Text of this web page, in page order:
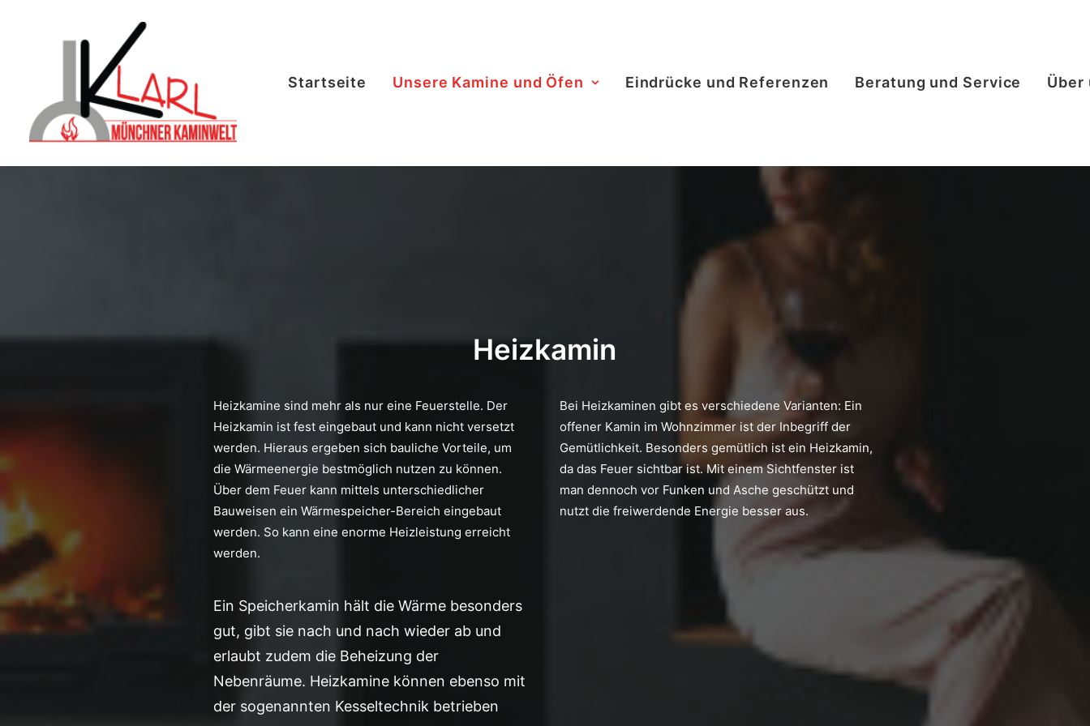
Startseite Unsere Kamine und Öfen Eindrücke und Referenzen Beratung und Service Über
Heizkamin
Heizkamine sind mehr als nur eine Feuerstelle. Der
Heizkamin ist fest eingebaut und kann nicht versetzt
werden. Hieraus ergeben sich bauliche Vorteile, um
die Wärmeenergie bestmöglich nutzen zu können.
Über dem Feuer kann mittels unterschiedlicher
Bauweisen ein Wärmespeicher-Bereich eingebaut
werden. So kann eine enorme Heizleistung erreicht
werden.
Ein Speicherkamin hält die Wärme besonders
gut, gibt sie nach und nach wieder ab und
erlaubt zudem die Beheizung der
Nebenräume. Heizkamine können ebenso mit
der sogenannten Kesseltechnik betrieben
Bei Heizkaminen gibt es verschiedene Varianten: Ein
offener Kamin im Wohnzimmer ist der Inbegriff der
Gemütlichkeit. Besonders gemütlich ist ein Heizkamin,
da das Feuer sichtbar ist. Mit einem Sichtfenster ist
man dennoch vor Funken und Asche geschützt und
nutzt die freiwerdende Energie besser aus.